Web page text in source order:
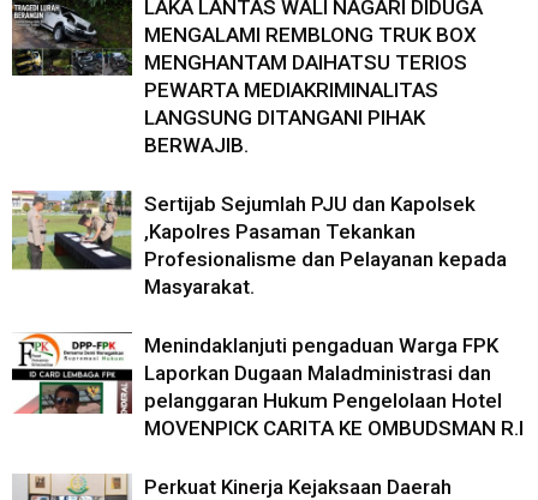
LAKA LANTAS WALI NAGARI DIDUGA
MENGALAMI REMBLONG TRUK BOX
MENGHANTAM DAIHATSU TERIOS
PEWARTA MEDIAKRIMINALITAS
LANGSUNG DITANGANI PIHAK
BERWAJIB.
Sertijab Sejumlah PJU dan Kapolsek
,Kapolres Pasaman Tekankan
Profesionalisme dan Pelayanan kepada
Masyarakat.
Menindaklanjuti pengaduan Warga FPK
Laporkan Dugaan Maladministrasi dan
pelanggaran Hukum Pengelolaan Hotel
MOVENPICK CARITA KE OMBUDSMAN R.I
Perkuat Kinerja Kejaksaan Daerah